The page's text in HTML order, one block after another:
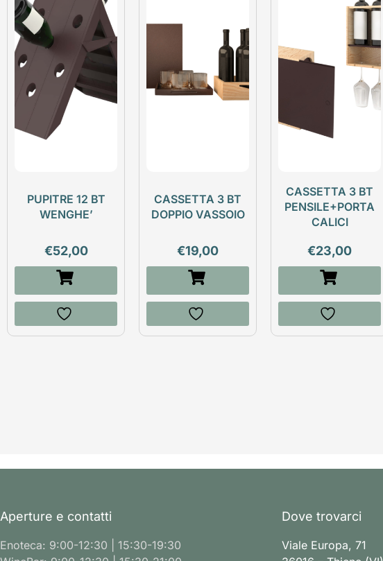
PUPITRE 12 BT
WENGHE’
€52,00
CASSETTA 3 BT
DOPPIO VASSOIO
€19,00
CASSETTA 3 BT
PENSILE+PORTA
CALICI
€23,00
Aperture e contatti
Enoteca: 9:00-12:30 | 15:30-19:30
Dove trovarci
Viale Europa, 71